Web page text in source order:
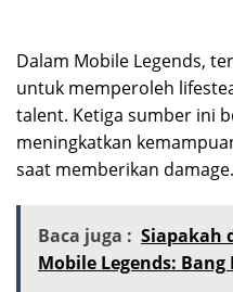
Dalam Mobile Legends,
untuk memperoleh
talent. Ketiga sumber ini
meningkatkan
saat memberikan damage.
Baca juga : Siapakah
Mobile Legends: Bang